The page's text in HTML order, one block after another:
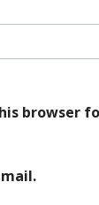
browser